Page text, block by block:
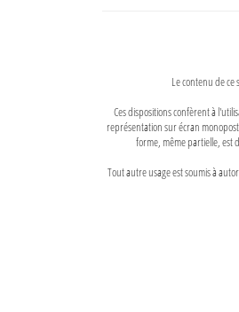
Le contenu de
Ces dispositions confèrent à
représentation sur écran
forme, même partielle, est
Tout autre usage est soumis à